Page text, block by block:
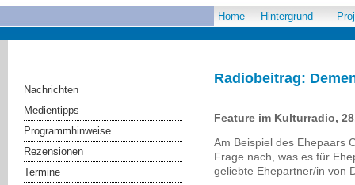
Radiobeitrag:
Feature im Kulturradio,
Am Beispiel des Ehepaars
Frage nach, was es für
geliebte Ehepartner/in von
Home Hintergrund
Nachrichten
Medientipps
Programmhinweise
Rezensionen
Termine